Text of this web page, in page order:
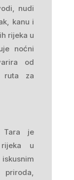
nudi
kanu i
rijeka u
noćni
od
ruta za
Tara je
u